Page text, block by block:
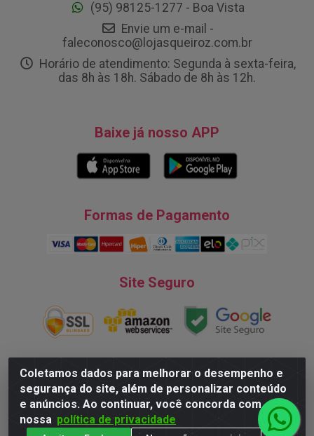
Coletamos dados para melhorar o desempenho e
segurança do site, além de personalizar conteúdo
e anúncios. Ao continuar, você concorda com
nossa política de privacidade
(95) 98125-1277 - Boa Vista
Envie um e-mail -
faleconosco@lojasqueiroz.com.br
Horário de atendimento: Segunda à sexta-feira,
das 8h às 18h. Sábado de 8h às 12h.
Baixe já nosso APP
Formas de Pagamento
Site Seguro
Natureza Comércio de Descartáveis LTDA - Endereço: Av. do
Turismo, 28, Tarumã - CNPJ:08.038.545/0001-07 © 2016
Todos dos direitos reservados.